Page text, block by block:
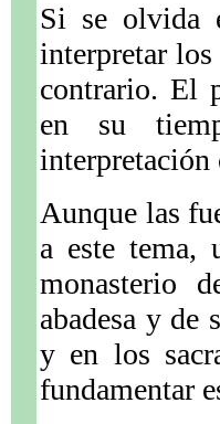
Si se olvida
interpretar los
contrario. El
en su
interpretación
Aunque las
a este tema,
monasterio
abadesa y
y en los
fundamentar